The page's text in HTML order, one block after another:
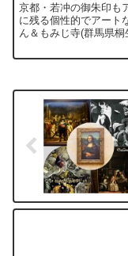
京都・若冲の御朱印も
に残る個性的でアート
ん＆もみじ寺(群馬県